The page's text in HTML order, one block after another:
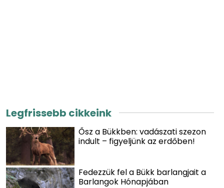
Legfrissebb cikkeink
Ősz a Bükkben: vadászati szezon
indult – figyeljünk az erdőben!
Fedezzük fel a Bükk barlangjait a
Barlangok Hónapjában